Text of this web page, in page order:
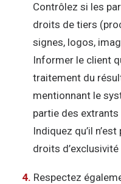
Contrôlez si les
droits de tiers
signes, logos,
Informer le client
traitement du
mentionnant le
partie des extrants
Indiquez qu’il
droits
4. Respectez